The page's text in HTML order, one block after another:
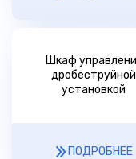
Шкаф
дробеструйной
установкой
ПОДРОБНЕЕ